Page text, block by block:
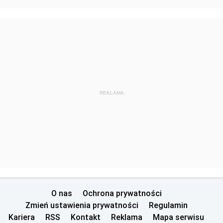
nr 16 z 8 maja 2009 pozycje 49-52
nr 15 z 30 kwietnia 2009 pozycje 46-48
REKLAMA
O nas
Ochrona prywatności
Zmień ustawienia prywatności
Regulamin
Kariera
RSS Kontakt Reklama Mapa serwisu